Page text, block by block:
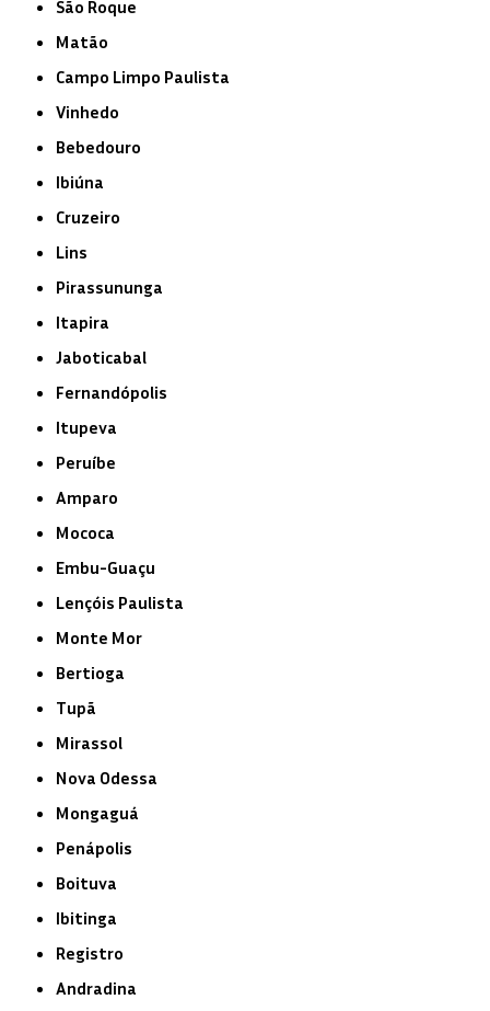
São Roque
Matão
Campo Limpo Paulista
Vinhedo
Bebedouro
Ibiúna
Cruzeiro
Lins
Pirassununga
Itapira
Jaboticabal
Fernandópolis
Itupeva
Peruíbe
Amparo
Mococa
Embu-Guaçu
Lençóis Paulista
Monte Mor
Bertioga
Tupã
Mirassol
Nova Odessa
Mongaguá
Penápolis
Boituva
Ibitinga
Registro
Andradina